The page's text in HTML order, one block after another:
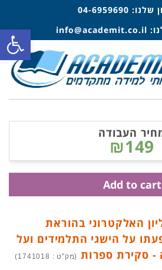
שלנו: 04-6959690
info@academit.co.il
האלקטרוני בהוראת
על הישגי התלמידים ועל
- סקירת ספרות (מק"ט : 1741018)
העבודה
₪149
Add to cart
פתח